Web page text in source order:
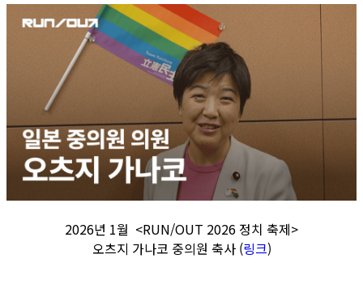
2026년 1월 <RUN/OUT 2026 정치 축제>
오츠지 가나코 중의원 축사 (링크)